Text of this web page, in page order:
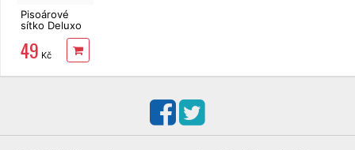
Pisoárové
sítko Deluxo
49 Kč